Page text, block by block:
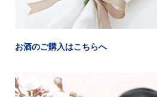
お酒のご購入はこちらへ